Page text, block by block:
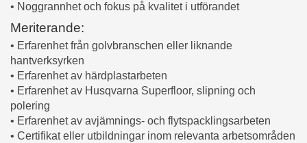
• Noggrannhet och fokus på kvalitet i utförandet
Meriterande:
• Erfarenhet från golvbranschen eller liknande
hantverksyrken
• Erfarenhet av härdplastarbeten
• Erfarenhet av Husqvarna Superfloor, slipning och
polering
• Erfarenhet av avjämnings- och flytspacklingsarbeten
• Certifikat eller utbildningar inom relevanta arbetsområden